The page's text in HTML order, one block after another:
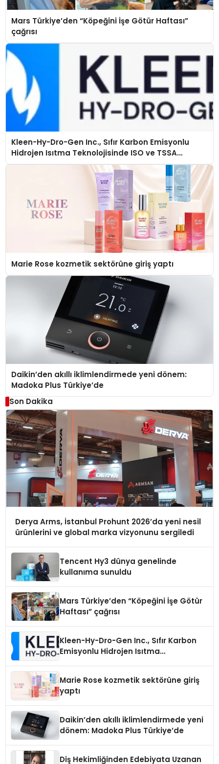
Mars Türkiye’den “Köpeğini İşe Götür Haftası”
çağrısı
Kleen-Hy-Dro-Gen Inc., Sıfır Karbon Emisyonlu
Hidrojen Isıtma Teknolojisinde ISO ve TSSA
Düzenleyici Onaylarını Aldı
Marie Rose kozmetik sektörüne giriş yaptı
Daikin’den akıllı iklimlendirmede yeni dönem:
Madoka Plus Türkiye’de
Son Dakika
Derya Arms, İstanbul Prohunt 2026’da yeni nesil
ürünlerini ve global marka vizyonunu sergiledi
Tencent Hy3 dünya genelinde
kullanıma sunuldu
Mars Türkiye’den “Köpeğini İşe Götür
Haftası” çağrısı
Kleen-Hy-Dro-Gen Inc., Sıfır Karbon
Emisyonlu Hidrojen Isıtma
Marie Rose kozmetik sektörüne giriş
yaptı
Daikin’den akıllı iklimlendirmede yeni
dönem: Madoka Plus Türkiye’de
Diş Hekimliğinden Edebiyata Uzanan